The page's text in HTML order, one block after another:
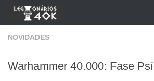
Skip to content
NOVIDADES
Warhammer 40.000: Fase